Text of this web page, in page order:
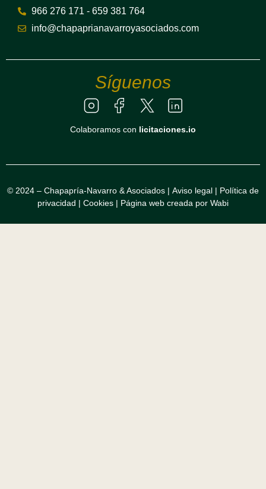
966 276 171 - 659 381 764
info@chapaprianavarroyasociados.com
Síguenos
Colaboramos con licitaciones.io
© 2024 – Chapapría-Navarro & Asociados | Aviso legal | Política de
privacidad | Cookies | Página web creada por Wabi